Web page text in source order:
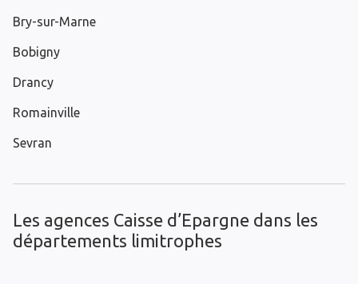
Bry-sur-Marne
Bobigny
Drancy
Romainville
Sevran
Les agences Caisse d’Epargne dans les
départements limitrophes